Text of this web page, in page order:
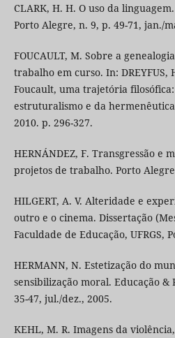
CLARK, H. H. O uso da
Porto Alegre, n. 9, p. 49-71, jan./
FOUCAULT, M. Sobre a
trabalho em curso. In: DREYFUS,
Foucault, uma trajetória
estruturalismo e da
2010. p. 296-327.
HERNÁNDEZ, F. Transgressão e
projetos de trabalho. Porto
HILGERT, A. V. Alteridade e
outro e o cinema. Dissertação
Faculdade de Educação, UFRGS,
HERMANN, N. Estetização do
sensibilização moral. Educação &
35-47, jul./dez., 2005.
KEHL, M. R. Imagens da